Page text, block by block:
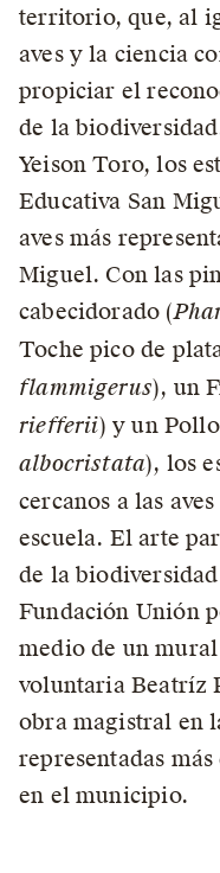
territorio, que, al
aves y la ciencia
propiciar el
de la
Yeison Toro, los
Educativa San
aves más
Miguel. Con las
cabecidorado (
Toche pico de
flammigerus), un
riefferii) y un
albocristata), los
cercanos a las
escuela. El arte
de la
Fundación Unión
medio de un
voluntaria Beatríz
obra magistral en
representadas
en el municipio.